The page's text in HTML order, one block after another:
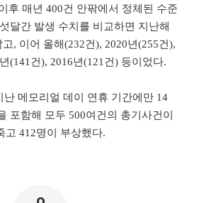
후 매년 400건 안팎에서 정체된 수준
달간 발생 수치를 비교하면 지난해
, 이어 올해(232건), 2020년(255건),
(141건), 2016년(121건) 등이었다.
난 메모리얼 데이 연휴 기간에만 14
포함해 모두 500여건의 총기사건이
고 412명이 부상했다.